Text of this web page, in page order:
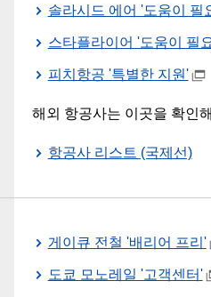
솔라시드 에어 '도움이 필
스타플라이어 '도움이 필
피치항공 '특별한 지원'
해외 항공사는 이곳을 확인
항공사 리스트 (국제선)
게이큐 전철 '배리어 프리'
도쿄 모노레일 '고객센터'